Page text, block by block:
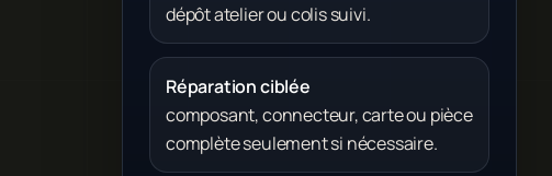
dépôt atelier ou colis suivi.
Réparation ciblée
composant, connecteur, carte ou pièce
complète seulement si nécessaire.